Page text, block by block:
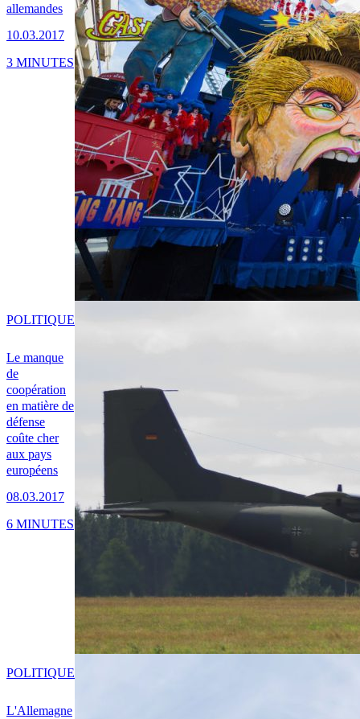
allemandes
10.03.2017
3 MINUTES
Le manque
de
coopération
en matière de
défense
coûte cher
aux pays
européens
08.03.2017
POLITIQUE
6 MINUTES
L'Allemagne
POLITIQUE